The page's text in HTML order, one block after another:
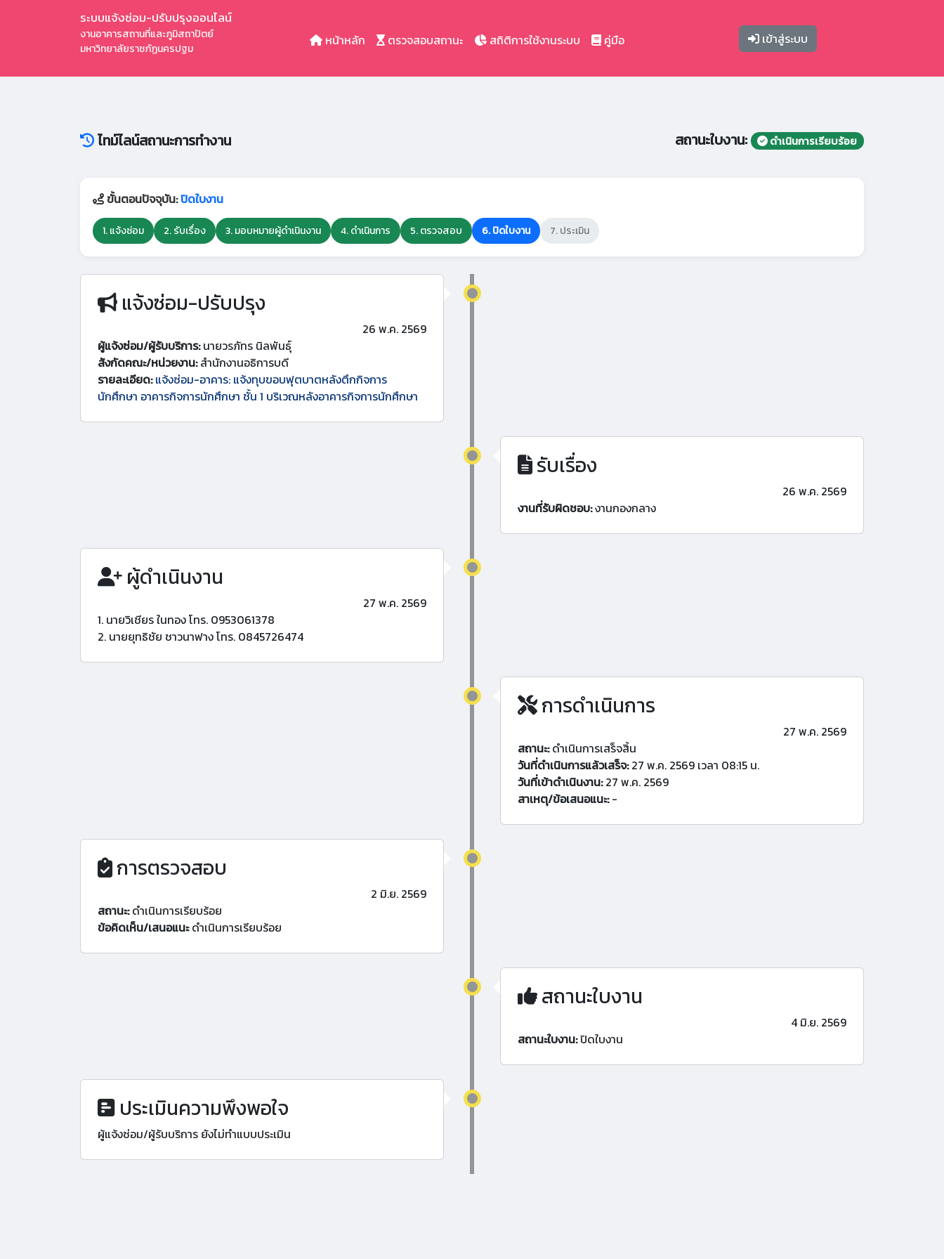
ระบบแจ้งซ่อม-ปรับปรุงออนไลน์
งานอาคารสถานที่และภูมิสถาปัตย์
มหาวิทยาลัยราชภัฏนครปฐม
หน้าหลัก ตรวจสอบสถานะ สถิติการใช้งานระบบ คู่มือ เข้าสู่ระบบ
ไทม์ไลน์สถานะการทำงาน สถานะใบงาน: ดำเนินการเรียบร้อย
ขั้นตอนปัจจุบัน:ปิดใบงาน
1. แจ้งซ่อม 2. รับเรื่อง 3. มอบหมายผู้ดำเนินงาน 4. ดำเนินการ 5. ตรวจสอบ 6. ปิดใบงาน 7. ประเมิน
แจ้งซ่อม-ปรับปรุง
26 พ.ค. 2569
ผู้แจ้งซ่อม/ผู้รับบริการ:นายวรภัทร นิลพันธุ์
สังกัดคณะ/หน่วยงาน:สำนักงานอธิการบดี
รายละเอียด: แจ้งซ่อม-อาคาร: แจ้งทุบขอบฟุตบาตหลังตึกกิจการ
นักศึกษา อาคารกิจการนักศึกษา ชั้น 1 บริเวณหลังอาคารกิจการนักศึกษา
รับเรื่อง
26 พ.ค. 2569
งานที่รับผิดชอบ:งานกองกลาง
ผู้ดำเนินงาน
27 พ.ค. 2569
1. นายวิเชียร ในทอง โทร. 0953061378
2. นายยุทธิชัย ชาวนาฟาง โทร. 0845726474
การดำเนินการ
27 พ.ค. 2569
สถานะ:ดำเนินการเสร็จสิ้น
วันที่ดำเนินการแล้วเสร็จ:27 พ.ค. 2569 เวลา 08:15 น.
วันที่เข้าดำเนินงาน:27 พ.ค. 2569
สาเหตุ/ข้อเสนอแนะ:-
การตรวจสอบ
2 มิ.ย. 2569
สถานะ:ดำเนินการเรียบร้อย
ข้อคิดเห็น/เสนอแนะดำเนินการเรียบร้อย
สถานะใบงาน
4 มิ.ย. 2569
สถานะใบงาน:ปิดใบงาน
ประเมินความพึงพอใจ
ผู้แจ้งซ่อม/ผู้รับบริการ ยังไม่ทำแบบประเมิน